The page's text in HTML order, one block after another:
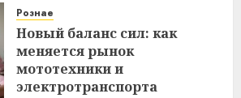
Рознае
Новый баланс сил: как
меняется рынок
мототехники и
электротранспорта